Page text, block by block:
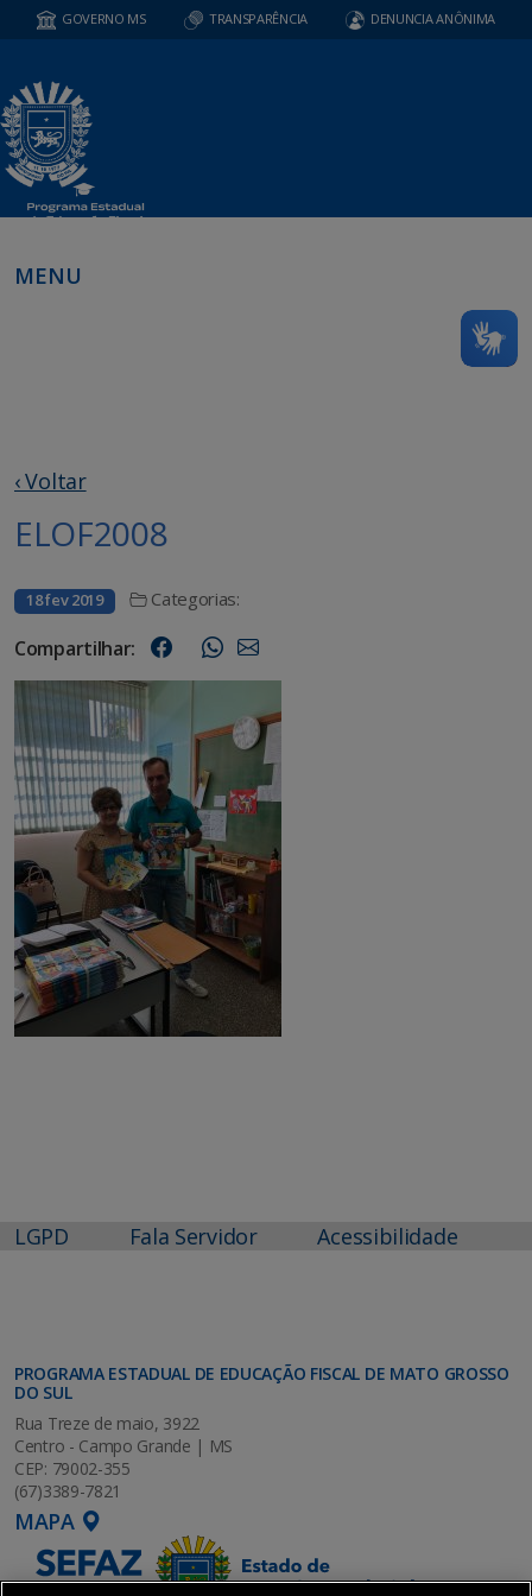
GOVERNO MS TRANSPARÊNCIA DENUNCIA ANÔNIMA
MENU
‹ Voltar
ELOF2008
18 fev 2019 Categorias:
Compartilhar:
LGPD Fala Servidor Acessibilidade
PROGRAMA ESTADUAL DE EDUCAÇÃO FISCAL DE MATO GROSSO
DO SUL
Rua Treze de maio, 3922
Centro - Campo Grande | MS
CEP: 79002-355
(67)3389-7821
MAPA